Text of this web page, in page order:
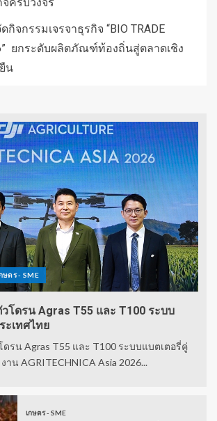
กิจกรรมเจรจาธุรกิจ “BIO TRADE
ยกระดับผลิตภัณฑ์ท้องถิ่นสู่ตลาดเชิง
น
ษตร - SME
วโดรน Agras T55 และ T100 ระบบ
ะเทศไทย
ดรน Agras T55 และ T100 ระบบแบตเตอรี่คู่
น AGRITECHNICA Asia 2026...
เกษตร - SME